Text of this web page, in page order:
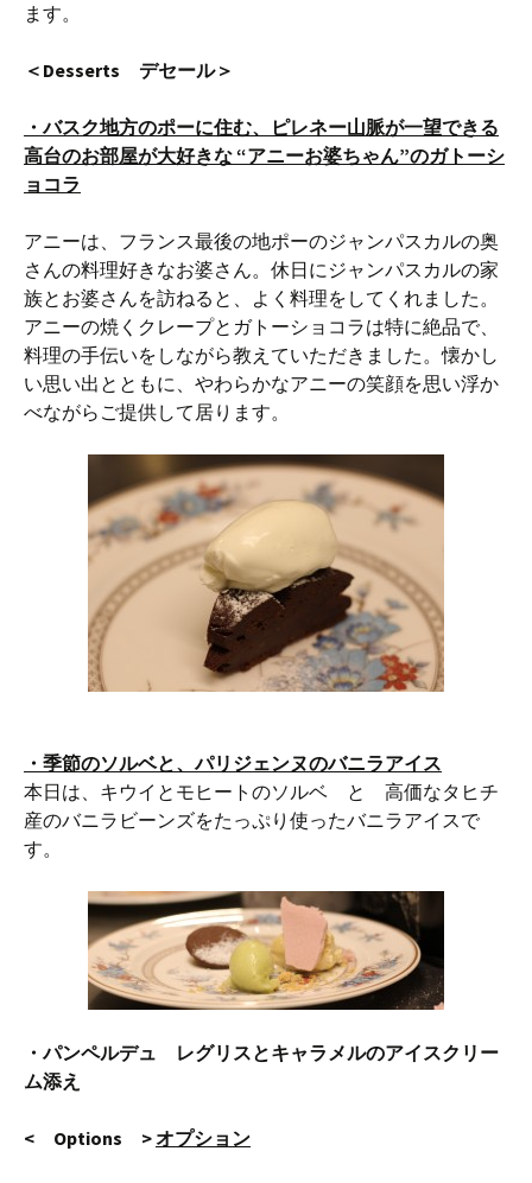
ます。
＜Desserts デセール＞
・バスク地方のポーに住む、ピレネー山脈が一望できる
高台のお部屋が大好きな “アニーお婆ちゃん”のガトーシ
ョコラ
アニーは、フランス最後の地ポーのジャンパスカルの奥
さんの料理好きなお婆さん。休日にジャンパスカルの家
族とお婆さんを訪ねると、よく料理をしてくれました。
アニーの焼くクレープとガトーショコラは特に絶品で、
料理の手伝いをしながら教えていただきました。懐かし
い思い出とともに、やわらかなアニーの笑顔を思い浮か
べながらご提供して居ります。
・季節のソルベと、パリジェンヌのバニラアイス
本日は、キウイとモヒートのソルベ と 高価なタヒチ
産のバニラビーンズをたっぷり使ったバニラアイスで
す。
・パンペルデュ レグリスとキャラメルのアイスクリー
ム添え
< Options > オプション